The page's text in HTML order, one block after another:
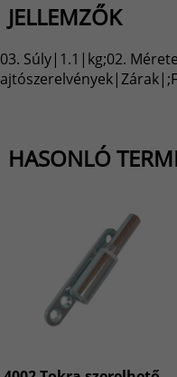
JELLEMZŐK
03. Súly|1.1|kg;02.
HASONLÓ